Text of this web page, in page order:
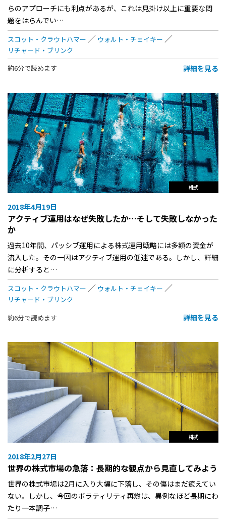
らのアプローチにも利点があるが、これは見掛け以上に重要な問
題をはらんでい…
スコット・クラウトハマー
ウォルト・チェイキー
リチャード・ブリンク
約6分で読めます
詳細を見る
株式
2018年4月19日
アクティブ運用はなぜ失敗したか…そして失敗しなかった
か
過去10年間、パッシブ運用による株式運用戦略には多額の資金が
流入した。その一因はアクティブ運用の低迷である。しかし、詳細
に分析すると…
スコット・クラウトハマー
ウォルト・チェイキー
リチャード・ブリンク
約6分で読めます
詳細を見る
株式
2018年2月27日
世界の株式市場の急落：長期的な観点から見直してみよう
世界の株式市場は2月に入り大幅に下落し、その傷はまだ癒えてい
ない。しかし、今回のボラティリティ再燃は、異例なほど長期にわ
たり一本調子…